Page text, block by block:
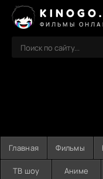
ФИЛЬМЫ
Главная Фильмы
ТВ шоу Аниме